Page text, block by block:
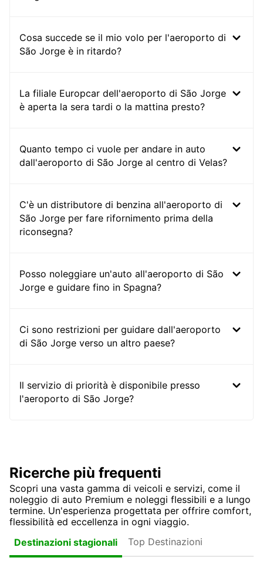
Cosa succede se il mio volo per l'aeroporto di
São Jorge è in ritardo?
La filiale Europcar dell'aeroporto di São Jorge
è aperta la sera tardi o la mattina presto?
Quanto tempo ci vuole per andare in auto
dall'aeroporto di São Jorge al centro di Velas?
C'è un distributore di benzina all'aeroporto di
São Jorge per fare rifornimento prima della
riconsegna?
Posso noleggiare un'auto all'aeroporto di São
Jorge e guidare fino in Spagna?
Ci sono restrizioni per guidare dall'aeroporto
di São Jorge verso un altro paese?
Il servizio di priorità è disponibile presso
l'aeroporto di São Jorge?
Ricerche più frequenti
Scopri una vasta gamma di veicoli e servizi, come il
noleggio di auto Premium e noleggi flessibili e a lungo
termine. Un'esperienza progettata per offrire comfort,
flessibilità ed eccellenza in ogni viaggio.
Destinazioni stagionali
Top Destinazioni